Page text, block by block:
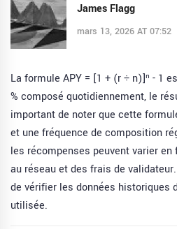
James Flagg
mars 13, 2026 AT 07:52
La formule APY = [1 + (r ÷ n)]ⁿ - 1
% composé quotidiennement, le
important de noter que cette
et une fréquence de composition
les récompenses peuvent varier
au réseau et des frais de
de vérifier les données historiques
utilisée.